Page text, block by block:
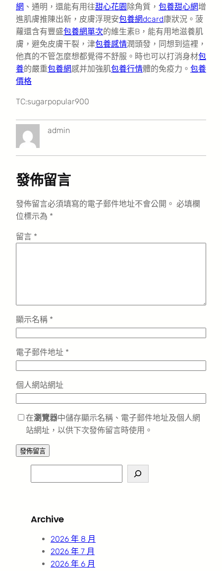
網 、通明，還能有用往甜心花園 除角質， 包養甜心網增
進肌膚推陳出新，皮膚浮現安包養網dcard康狀況。菠
蘿還含有豐盛包養網單次的維生素B，能有用地滋養肌
膚，避免皮膚干裂，津包養感情潤頭發，同想到這裡，
他真的不管怎麼想都覺得不舒服。時也可以打消身材包
養的嚴重包養網感并加強肌包養行情體的免疫力。 包養
價格
TC:sugarpopular900
admin
發佈留言
發佈留言必須填寫的電子郵件地址不會公開。 必填欄
位標示為 *
留言 *
顯示名稱 *
電子郵件地址 *
個人網站網址
在瀏覽器中儲存顯示名稱、電子郵件地址及個人網
站網址，以供下次發佈留言時使用。
e
c
Archive
2026 年 8 月
2026 年 7 月
2026 年 6 月